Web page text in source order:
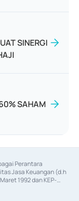
SINERGI
SAHAM
Perantara
Jasa Keuangan (d.h
1992 dan KEP-
Penjamin Emisi
Nomor KEP-